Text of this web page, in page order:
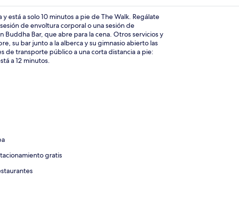
Se sirven cenas
está a solo 10 minutos a pie de The Walk. Regálate
de envoltura corporal o una sesión de
Buddha Bar, que abre para la cena. Otros servicios y
su bar junto a la alberca y su gimnasio abierto las
de transporte público a una corta distancia a pie:
a 12 minutos.
gratis